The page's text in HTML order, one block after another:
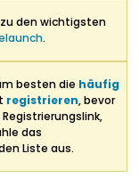
den wichtigsten
.
besten die häufig
registrieren, bevor
das
Liste aus.